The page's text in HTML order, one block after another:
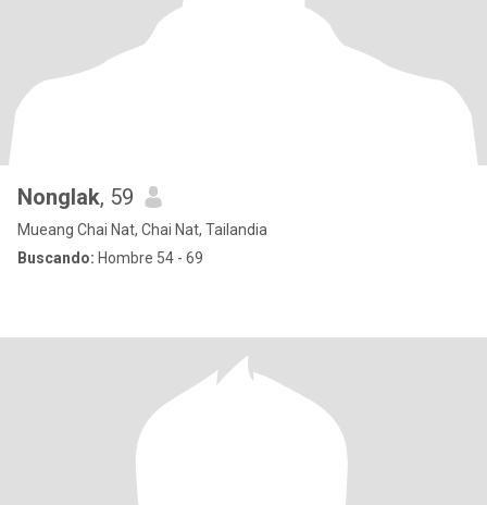
Nonglak, 59
Mueang Chai Nat, Chai Nat, Tailandia
Buscando: Hombre 54 - 69